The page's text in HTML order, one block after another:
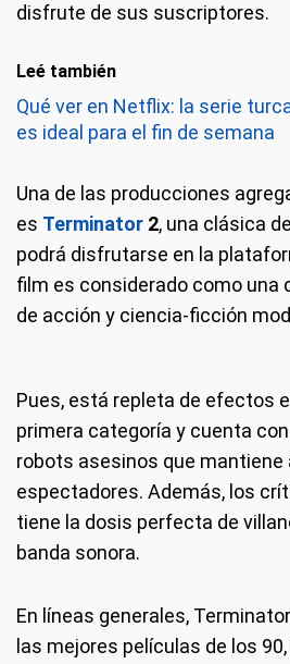
disfrute de sus suscriptores.
Leé también
Qué ver en Netflix: la serie
es ideal para el fin de semana
Una de las producciones
es Terminator 2, una clásica del
podrá disfrutarse en la
film es considerado como una
de acción y ciencia-ficción
Pues, está repleta de efectos
primera categoría y cuenta
robots asesinos que mantiene
espectadores. Además, los
tiene la dosis perfecta de
banda sonora.
En líneas generales,
las mejores películas de los